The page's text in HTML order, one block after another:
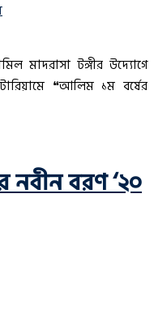
মাদরাসা টঙ্গীর উদ্যোগে
❝আলিম ১ম বর্ষের
নবীন বরণ ‘২০